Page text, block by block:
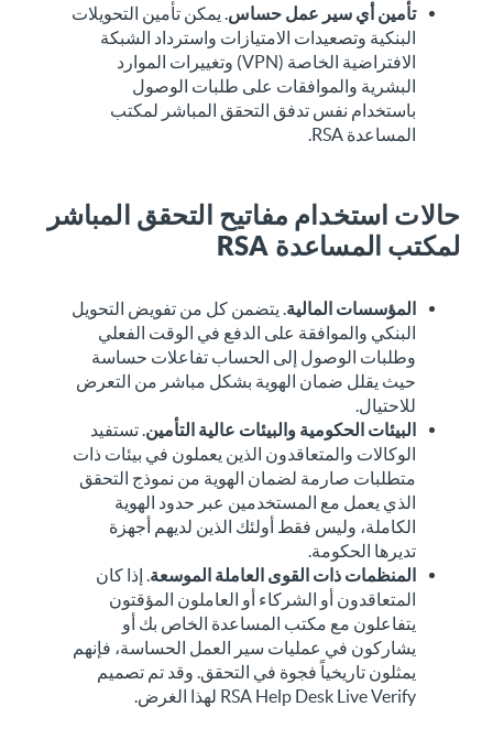
تأمين أي سير عمل حساس. يمكن تأمين التحويلات
البنكية وتصعيدات الامتيازات واسترداد الشبكة
الافتراضية الخاصة (VPN) وتغييرات الموارد
البشرية والموافقات على طلبات الوصول
باستخدام نفس تدفق التحقق المباشر لمكتب
المساعدة RSA.
حالات استخدام مفاتيح التحقق المباشر
لمكتب المساعدة RSA
المؤسسات المالية. يتضمن كل من تفويض التحويل
البنكي والموافقة على الدفع في الوقت الفعلي
وطلبات الوصول إلى الحساب تفاعلات حساسة
حيث يقلل ضمان الهوية بشكل مباشر من التعرض
للاحتيال.
البيئات الحكومية والبيئات عالية التأمين. تستفيد
الوكالات والمتعاقدون الذين يعملون في بيئات ذات
متطلبات صارمة لضمان الهوية من نموذج التحقق
الذي يعمل مع المستخدمين عبر حدود الهوية
الكاملة، وليس فقط أولئك الذين لديهم أجهزة
تديرها الحكومة.
المنظمات ذات القوى العاملة الموسعة. إذا كان
المتعاقدون أو الشركاء أو العاملون المؤقتون
يتفاعلون مع مكتب المساعدة الخاص بك أو
يشاركون في عمليات سير العمل الحساسة، فإنهم
يمثلون تاريخياً فجوة في التحقق. وقد تم تصميم
RSA Help Desk Live Verify لهذا الغرض.